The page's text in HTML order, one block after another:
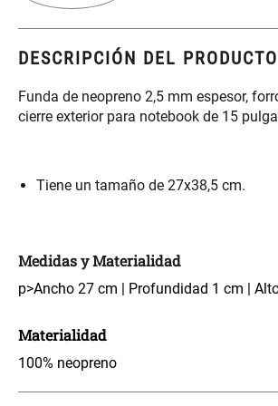
DESCRIPCIÓN DEL PRODUCTO
Funda de neopreno 2,5 mm espesor,
cierre exterior para notebook de 15
Tiene un tamaño de 27x38,5 cm.
Medidas y Materialidad
p>Ancho 27 cm | Profundidad 1 cm |
Materialidad
100% neopreno
S/ 349.00S/ 261.00
Set Sábanas Algodón satín 240
S/ 169.00 S/
con Forro
Bandejas
Comoda Bambú con Puertas 80
x 33 x 80 cm
S/ 319.00S/ 254.90
Plumón Pluma
Silla